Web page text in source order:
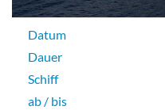
Datum
Dauer
Schiff
ab / bis